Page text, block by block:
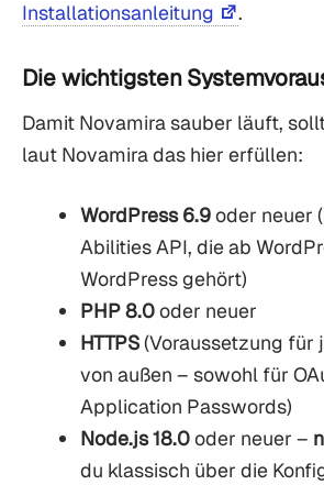
Installationsanleitung
.
Die wichtigsten
Damit Novamira sauber läuft,
laut Novamira das hier erfüllen:
WordPress 6.9oder neuer
Abilities API, die ab
WordPress gehört)
PHP 8.0oder neuer
HTTPS(Voraussetzung für
von außen – sowohl für
Application Passwords)
Node.js 18.0oder neuer –
du klassisch über die